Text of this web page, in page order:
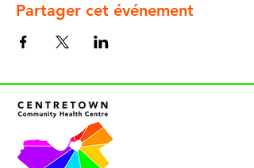
Partager cet événement